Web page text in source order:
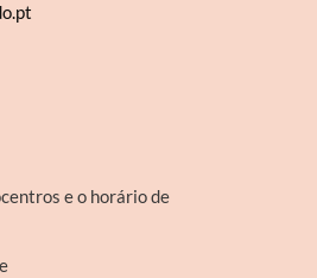
e o horário de